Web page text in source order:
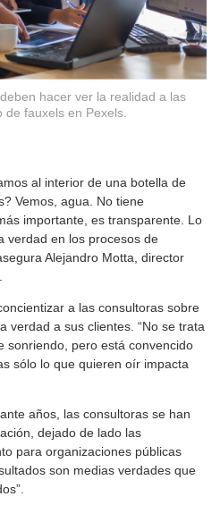
hacer ver la realidad a las
fauxels en Pexels.
al interior de una botella de
Vemos, agua. No tiene
importante, es transparente. Lo
verdad en los procesos de
Alejandro Motta, director
a las consultoras sobre
verdad a sus clientes. “No se trata
sonriendo, pero está convencido
sólo lo que quieren oír impacta
años, las consultoras se han
dejado de lado las
para organizaciones públicas
son medias verdades que